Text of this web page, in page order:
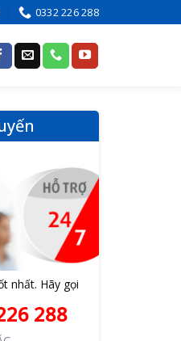
0332 226 288
nhất. Hãy gọi
288